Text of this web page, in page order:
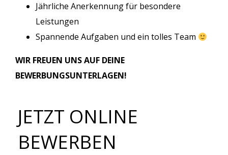
Jährliche Anerkennung für besondere
Leistungen
Spannende Aufgaben und ein tolles Team
WIR FREUEN UNS AUF DEINE
BEWERBUNGSUNTERLAGEN!
JETZT ONLINE
BEWERBEN